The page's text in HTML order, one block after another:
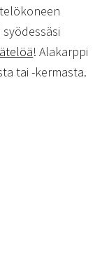
! Alakarppi
tai -kermasta.